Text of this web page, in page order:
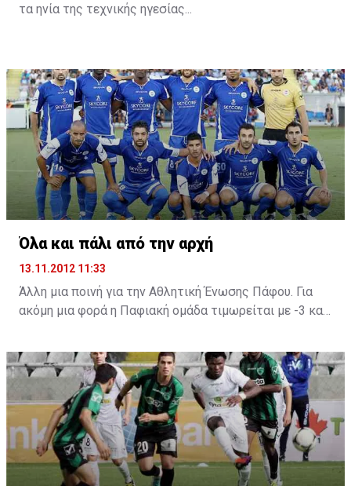
τα ηνία της τεχνικής ηγεσίας...
Όλα και πάλι από την αρχή
13.11.2012 11:33
Άλλη μια ποινή για την Αθλητική Ένωσης Πάφου. Για
ακόμη μια φορά η Παφιακή ομάδα τιμωρείται με -3 και
τελευταία θέση του βαθμολογικού πίνακα με 2
βαθμούς. Μπορεί οι πιο πάνω ομάδες να έχουν από
τέσσερεις βαθμούς, ωστόσο όλα είναι θέμα
ψυχολογίας πλέον.